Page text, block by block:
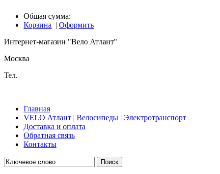
Общая сумма:
Корзина | Оформить
Интернет-магазин "Вело Атлант"
Москва
Тел.
Главная
VELO Атлант | Велосипеды | Электротранспорт
Доставка и оплата
Обратная связь
Контакты
Поиск